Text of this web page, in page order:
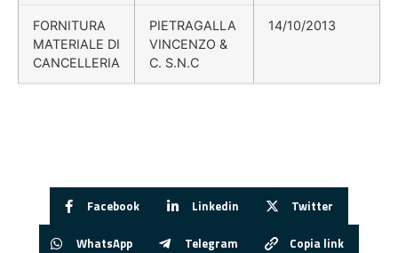
FORNITURA
MATERIALE DI
CANCELLERIA
PIETRAGALLA
VINCENZO &
C. S.N.C
14/10/2013
Facebook Linkedin Twitter
WhatsApp Telegram Copia link